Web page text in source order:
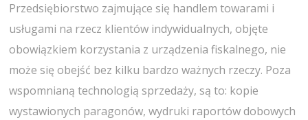
Przedsiębiorstwo zajmujące się handlem towarami i
usługami na rzecz klientów indywidualnych, objęte
obowiązkiem korzystania z urządzenia fiskalnego, nie
może się obejść bez kilku bardzo ważnych rzeczy. Poza
wspomnianą technologią sprzedaży, są to: kopie
wystawionych paragonów, wydruki raportów dobowych